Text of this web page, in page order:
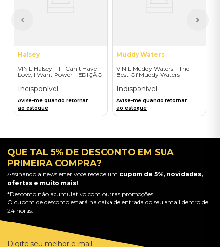
Halsey
VINIL Halsey - If I Can't Have
Love, I Want Power - EDIÇÃO
TRANSPARENT ORANGE
Indisponível
Avise-me quando retornar
ao estoque
Muddy Waters
VINIL Muddy Waters - The
Best Of Muddy Waters -
Indisponível
Avise-me quando retornar
ao estoque
QUE TAL 5% DE DESCONTO EM SUA
PRIMEIRA COMPRA?
Assinando a newsletter você recebe um cupom de 5%, novidades,
ofertas e muito mais!
*Desconto não acumulativo com outras promoções.
O cupom de desconto estará na caixa de entrada do seu email dentro de
24 horas.
Digite seu melhor e-mail